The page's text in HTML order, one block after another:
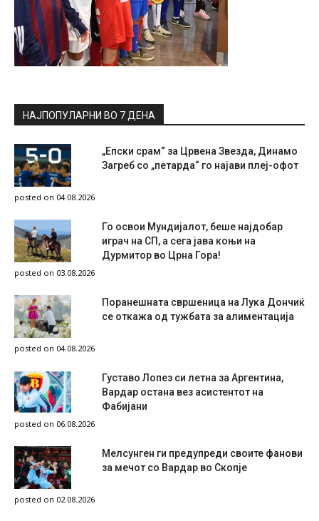
НАЈПОПУЛАРНИ ВО 7 ДЕНА
„Епски срам“ за Црвена Звезда, Динамо
Загреб со „петарда“ го најави плеј-офот
posted on 04.08.2026
Го освои Мундијалот, беше најдобар
играч на СП, а сега јава коњи на
Дурмитор во Црна Гора!
posted on 03.08.2026
Поранешната свршеница на Лука Дончиќ
се откажа од тужбата за алиментација
posted on 04.08.2026
Густаво Лопез си летна за Аргентина,
Вардар остана вез асистентот на
Фабијани
posted on 06.08.2026
Мелсунген ги предупреди своите фанови
за мечот со Вардар во Скопје
posted on 02.08.2026